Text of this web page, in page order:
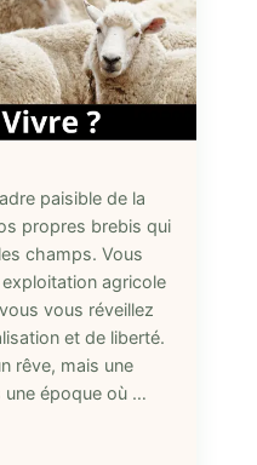
paisible de la
propres brebis qui
champs. Vous
exploitation agricole
vous réveillez
et de liberté.
rêve, mais une
une époque où …